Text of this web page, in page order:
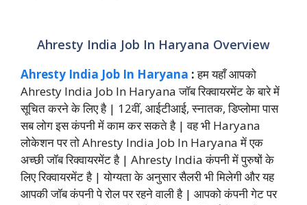
Ahresty India Job In Haryana Overview
Ahresty India Job In Haryana :हम यहाँ आपको
Ahresty India Job In Haryana जॉब रिक्वायरमेंट के बारे में
सूचित करने के लिए है | 12वीं, आईटीआई, स्नातक, डिप्लोमा पास
सब लोग इस कंपनी में काम कर सकते है | वह भी Haryana
लोकेशन पर तो Ahresty India Job In Haryana में एक
अच्छी जॉब रिक्वायरमेंट है | Ahresty India कंपनी में पुरुषों के
लिए रिक्वायरमेंट है | योग्यता के अनुसार सैलरी भी मिलेगी और यह
आपकी जॉब कंपनी पे रोल पर रहने वाली है | आपको कंपनी गेट पर